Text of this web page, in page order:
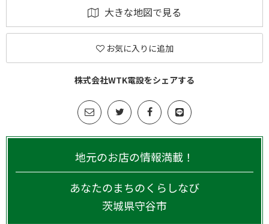
大きな地図で見る
お気に入りに追加
株式会社WTK電設をシェアする
地元のお店の情報満載！
あなたのまちのくらしなび
茨城県守谷市